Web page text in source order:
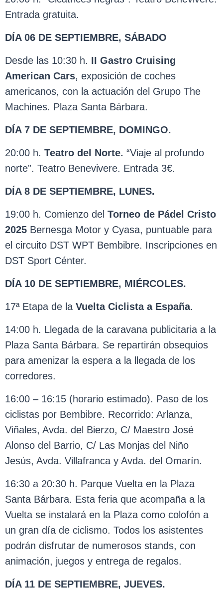
Entrada gratuita.
DÍA 06 DE SEPTIEMBRE, SÁBADO
Desde las 10:30 h. II Gastro Cruising
American Cars, exposición de coches
americanos, con la actuación del Grupo The
Machines. Plaza Santa Bárbara.
DÍA 7 DE SEPTIEMBRE, DOMINGO.
20:00 h. Teatro del Norte. “Viaje al profundo
norte”. Teatro Benevivere. Entrada 3€.
DÍA 8 DE SEPTIEMBRE, LUNES.
19:00 h. Comienzo del Torneo de Pádel Cristo
2025 Bernesga Motor y Cyasa, puntuable para
el circuito DST WPT Bembibre. Inscripciones en
DST Sport Cénter.
DÍA 10 DE SEPTIEMBRE, MIÉRCOLES.
17ª Etapa de la Vuelta Ciclista a España.
14:00 h. Llegada de la caravana publicitaria a la
Plaza Santa Bárbara. Se repartirán obsequios
para amenizar la espera a la llegada de los
corredores.
16:00 – 16:15 (horario estimado). Paso de los
ciclistas por Bembibre. Recorrido: Arlanza,
Viñales, Avda. del Bierzo, C/ Maestro José
Alonso del Barrio, C/ Las Monjas del Niño
Jesús, Avda. Villafranca y Avda. del Omarín.
16:30 a 20:30 h. Parque Vuelta en la Plaza
Santa Bárbara. Esta feria que acompaña a la
Vuelta se instalará en la Plaza como colofón a
un gran día de ciclismo. Todos los asistentes
podrán disfrutar de numerosos stands, con
animación, juegos y entrega de regalos.
DÍA 11 DE SEPTIEMBRE, JUEVES.